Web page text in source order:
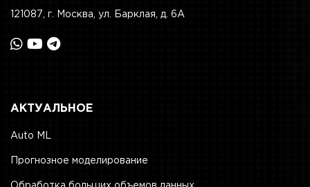
121087, г. Москва, ул. Барклая, д. 6А
АКТУАЛЬНОЕ
Auto ML
Прогнозное моделирование